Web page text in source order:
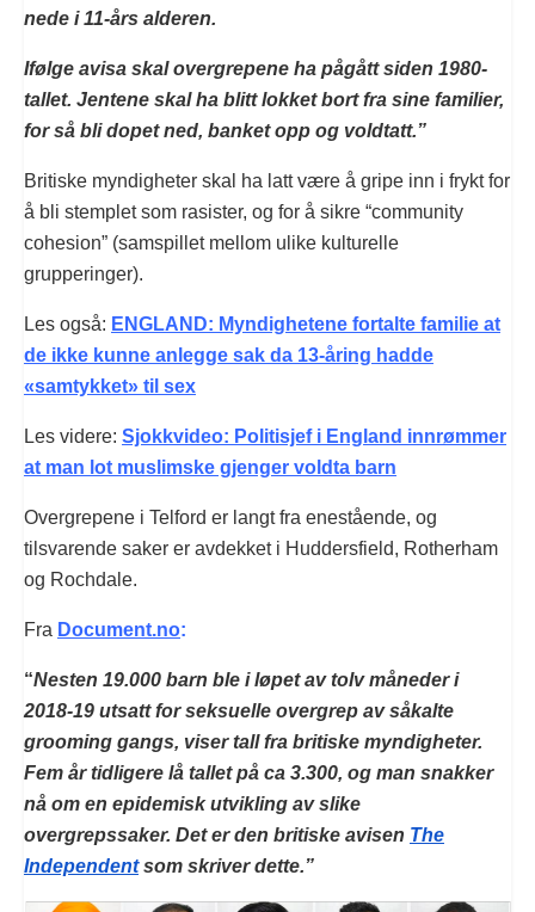
nede i 11-års alderen.
Ifølge avisa skal overgrepene ha pågått siden 1980-
tallet. Jentene skal ha blitt lokket bort fra sine familier,
for så bli dopet ned, banket opp og voldtatt.”
Britiske myndigheter skal ha latt være å gripe inn i frykt for
å bli stemplet som rasister, og for å sikre “community
cohesion” (samspillet mellom ulike kulturelle
grupperinger).
Les også: ENGLAND: Myndighetene fortalte familie at
de ikke kunne anlegge sak da 13-åring hadde
«samtykket» til sex
Les videre: Sjokkvideo: Politisjef i England innrømmer
at man lot muslimske gjenger voldta barn
Overgrepene i Telford er langt fra enestående, og
tilsvarende saker er avdekket i Huddersfield, Rotherham
og Rochdale.
Fra Document.no:
“Nesten 19.000 barn ble i løpet av tolv måneder i
2018-19 utsatt for seksuelle overgrep av såkalte
grooming gangs, viser tall fra britiske myndigheter.
Fem år tidligere lå tallet på ca 3.300, og man snakker
nå om en epidemisk utvikling av slike
overgrepssaker. Det er den britiske avisen The
Independentsom skriver dette.”